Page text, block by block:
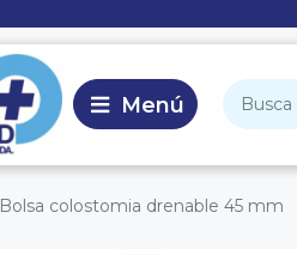
Bolsa colostomia drenable 45 mm